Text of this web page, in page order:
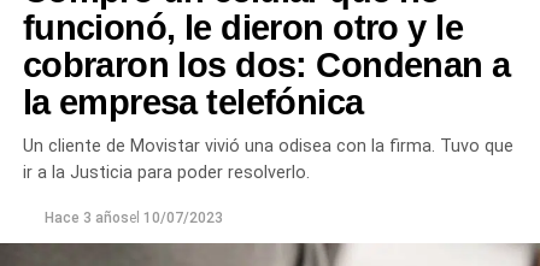
funcionó, le dieron otro y le
cobraron los dos: Condenan a
la empresa telefónica
Un cliente de Movistar vivió una odisea con la firma. Tuvo que
ir a la Justicia para poder resolverlo.
Hace 3 añosel 10/07/2023